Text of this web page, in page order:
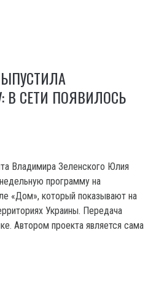
В СЕТИ ПОЯВИЛОСЬ
Владимира Зеленского Юлия
программу на
«Дом», который показывают на
Украины. Передача
Автором проекта является сама